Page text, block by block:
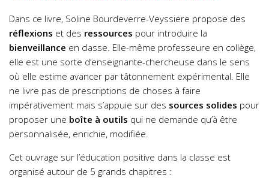
Dans ce livre, Soline Bourdeverre-Veyssiere propose des
réflexions et des ressources pour introduire la
bienveillance en classe. Elle-même professeure en collège,
elle est une sorte d’enseignante-chercheuse dans le sens
où elle estime avancer par tâtonnement expérimental. Elle
ne livre pas de prescriptions de choses à faire
impérativement mais s’appuie sur des sources solides pour
proposer une boîte à outils qui ne demande qu’à être
personnalisée, enrichie, modifiée.
Cet ouvrage sur l’éducation positive dans la classe est
organisé autour de 5 grands chapitres :